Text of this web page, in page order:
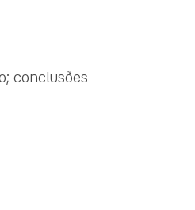
conclusões